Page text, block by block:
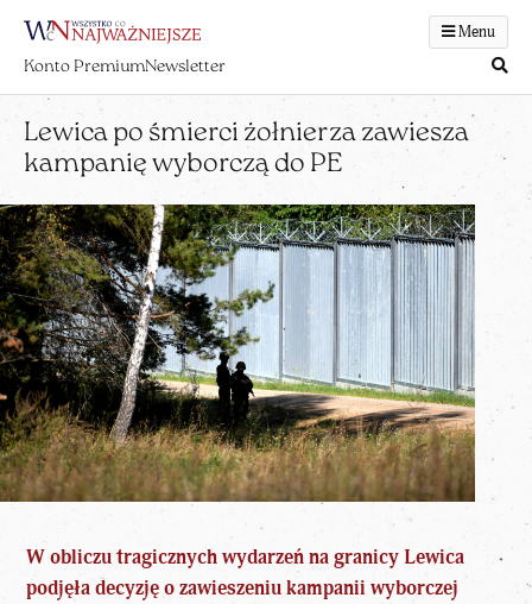
Menu
Konto PremiumNewsletter
Lewica po śmierci żołnierza zawiesza
kampanię wyborczą do PE
W obliczu tragicznych wydarzeń na granicy Lewica
podjęła decyzję o zawieszeniu kampanii wyborczej